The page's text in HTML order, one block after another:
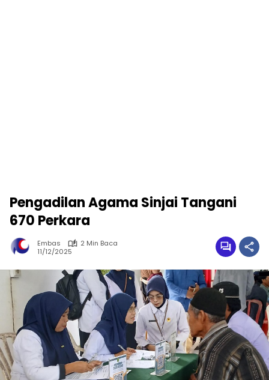
Pengadilan Agama Sinjai Tangani
670 Perkara
Embas
2 Min Baca
11/12/2025